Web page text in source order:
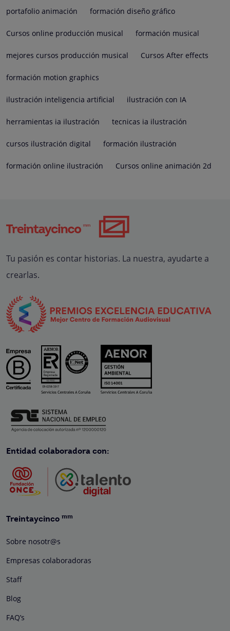
portafolio animación formación diseño gráfico
Cursos online producción musical formación musical
mejores cursos producción musical Cursos After effects
formación motion graphics
ilustración inteligencia artificial ilustración con IA
herramientas ia ilustración tecnicas ia ilustración
cursos ilustración digital formación ilustración
formación online ilustración Cursos online animación 2d
Tu pasión es contar historias. La nuestra, ayudarte a
crearlas.
Entidad colaboradora con:
Treintaycinco mm
Sobre nosotr@s
Empresas colaboradoras
Staff
Blog
FAQ’s